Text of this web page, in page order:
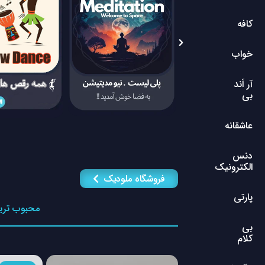
کافه
خواب
آر اَند
بی
عاشقانه
دنس
الکترونیک
پارتی
بی
کلام
فروشگاه ملودیک
محبوب